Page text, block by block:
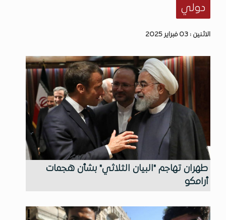
دولي
الاثنين : 03 فبراير 2025
طهران تهاجم "البيان الثلاثي" بشأن هجمات
أرامكو